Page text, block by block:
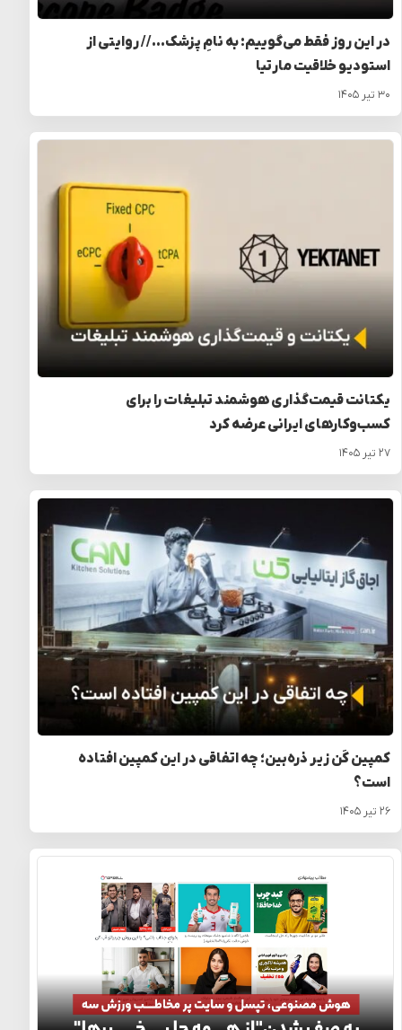
در این روز فقط می‌گوییم: به نامِ پزشک… // روایتی از
استودیو خلاقیت مارتیا
۳۰ تیر ۱۴۰۵
یکتانت قیمت‌گذاری هوشمند تبلیغات را برای
کسب‌وکارهای ایرانی عرضه کرد
۲۷ تیر ۱۴۰۵
کمپین کَن زیر ذره‌بین؛ چه اتفاقی در این کمپین افتاده
است؟
۲۶ تیر ۱۴۰۵